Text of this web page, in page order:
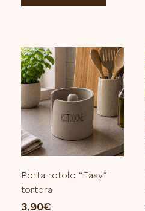
29,90€.
Porta rotolo “Easy”
tortora
3,90€